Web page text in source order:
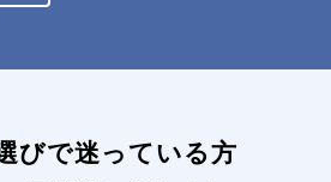
びで迷っている方